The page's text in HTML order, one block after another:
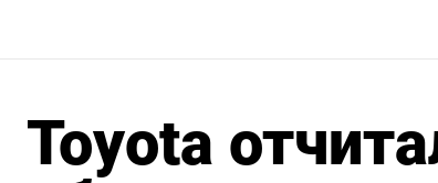
Toyota